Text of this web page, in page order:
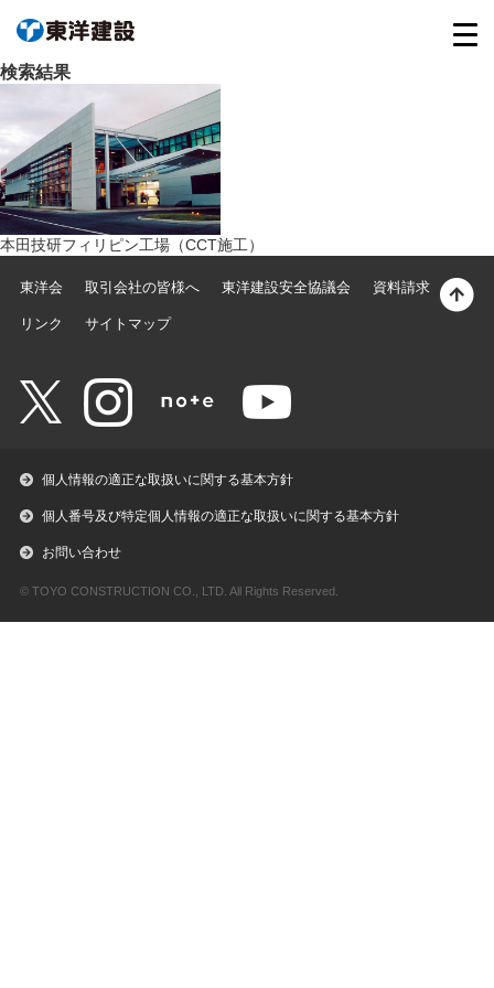
検索結果
本田技研フィリピン工場（CCT施工）
東洋会 取引会社の皆様へ 東洋建設安全協議会 資料請求
リンク サイトマップ
個人情報の適正な取扱いに関する基本方針
個人番号及び特定個人情報の適正な取扱いに関する基本方針
お問い合わせ
© TOYO CONSTRUCTION CO., LTD. All Rights Reserved.